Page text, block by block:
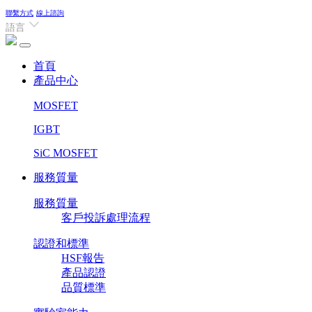
聯繫方式 線上諮詢
語言
首頁(current)
產品中心
MOSFET
IGBT
SiC MOSFET
服務質量
服務質量
客戶投訴處理流程
認證和標準
HSF報告
產品認證
品質標準